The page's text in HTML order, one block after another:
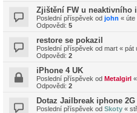
Zjištění FW u neaktivního
Poslední příspěvek od john « úte
Odpovědi: 5
restore se pokazil
Poslední příspěvek od mart « pát
Odpovědi: 2
iPhone 4 UK
Poslední příspěvek od Metalgirl «
Odpovědi: 2
Dotaz Jailbreak iphone 2G
Poslední příspěvek od Skoty «